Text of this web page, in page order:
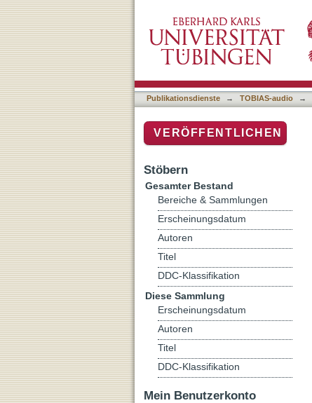
Publikationsdienste → TOBIAS-audio →
VERÖFFENTLICHEN
Stöbern
Gesamter Bestand
Bereiche & Sammlungen
Erscheinungsdatum
Autoren
Titel
DDC-Klassifikation
Diese Sammlung
Erscheinungsdatum
Autoren
Titel
DDC-Klassifikation
Mein Benutzerkonto